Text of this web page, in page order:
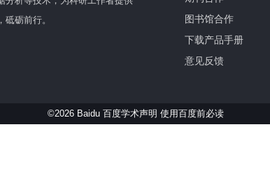
砺前行。
图书馆合作
下载产品手册
意见反馈
©2026 Baidu 百度学术声明 使用百度前必读